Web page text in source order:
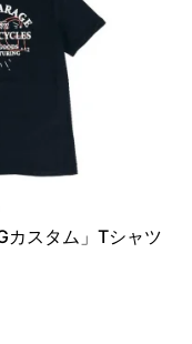
カスタム」Tシャツ